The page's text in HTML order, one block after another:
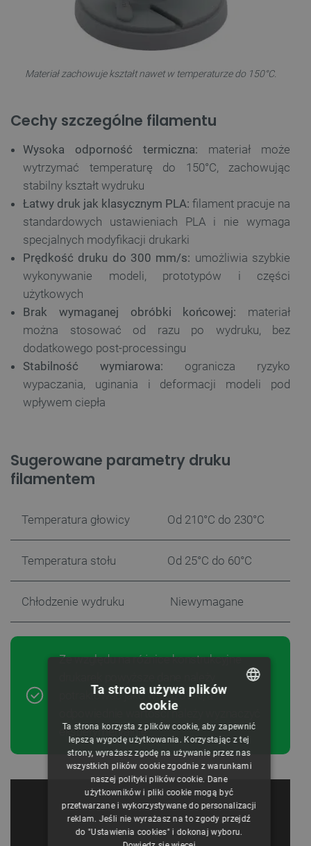
Materiał zachowuje kształt nawet w temperaturze do 150°C.
Cechy szczególne filamentu
Wysoka odporność termiczna: materiał może
wytrzymać temperaturę do 150°C, zachowując
stabilny kształt wydruku
Łatwy druk jak klasycznym PLA: filament pracuje na
standardowych ustawieniach PLA i nie wymaga
specjalnych modyfikacji drukarki
Prędkość druku do 300 mm/s: umożliwia szybkie
wykonywanie modeli, prototypów i części
użytkowych
Brak wymaganej obróbki końcowej: materiał
można stosować od razu po wydruku, bez
dodatkowego post-processingu
Stabilność wymiarowa: ogranicza ryzyko
wypaczania, uginania i deformacji modeli pod
wpływem ciepła
Sugerowane parametry druku
filamentem
Temperatura głowicy Od 210°C do 230°C
Temperatura stołu Od 25°C do 60°C
Chłodzenie wydruku Niewymagane
Ze względu na różnice konstrukcyjne
potraktować jako wskazówki, a
odpowiednie wartości należy wyznaczyć
eksperymentalnie.
CZECH
ENGLISH
GERMAN
Ta strona używa plików
cookie
Ta strona korzysta z plików cookie, aby zapewnić
lepszą wygodę użytkowania. Korzystając z tej
strony, wyrażasz zgodę na używanie przez nas
wszystkich plików cookie zgodnie z warunkami
naszej polityki plików cookie. Dane
użytkowników i pliki cookie mogą być
przetwarzane i wykorzystywane do personalizacji
reklam. Jeśli nie wyrażasz na to zgody przejdź
do "Ustawienia cookies" i dokonaj wyboru.